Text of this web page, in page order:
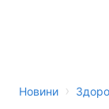
Новини ›